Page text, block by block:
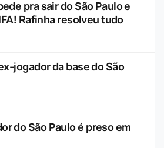
pra sair do São Paulo e
Rafinha resolveu tudo
jogador da base do São
do São Paulo é preso em